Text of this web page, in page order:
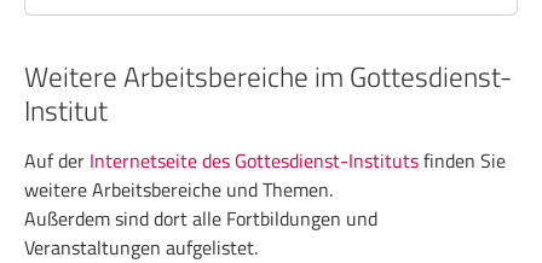
Weitere Arbeitsbereiche im Gottesdienst-
Institut
Auf der Internetseite des Gottesdienst-Institutsfinden Sie
weitere Arbeitsbereiche und Themen.
Außerdem sind dort alle Fortbildungen und
Veranstaltungen aufgelistet.